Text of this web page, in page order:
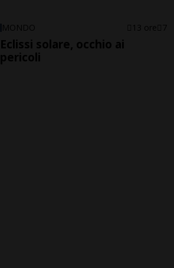
MONDO 13 ore 7
Eclissi solare, occhio ai
pericoli